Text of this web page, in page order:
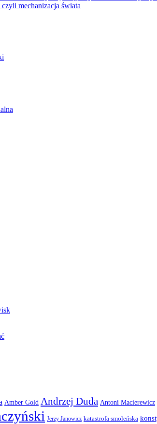
czyli mechanizacja świata
Amber Gold Andrzej Duda Antoni Macierewicz
Jerzy Janowicz katastrofa smoleńska